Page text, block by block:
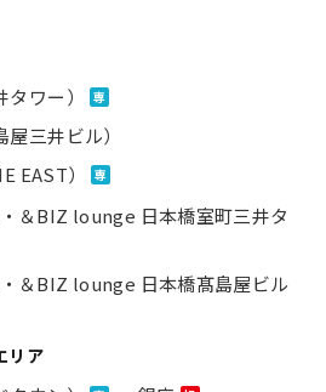
ワー） 専
三井ビル）
EAST）
専
＆BIZ lounge 日本橋室町三井タ
＆BIZ lounge 日本橋髙島屋ビル
リア